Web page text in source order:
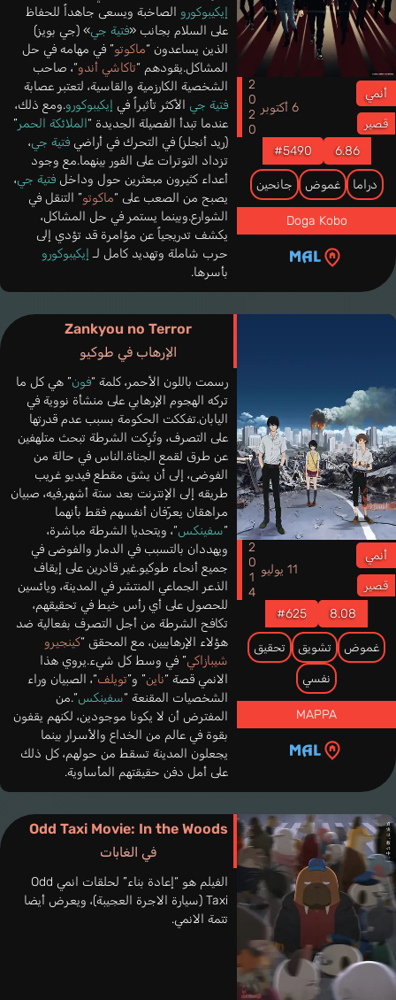
أنمي
قصير
6 أكتوبر 2020
6.86
#5490
دراما غموض جانحين
Doga Kobo
إيكيبوكورو الصاخبة ويسعى جاهداً للحفاظ
على السلام بجانب «فتية جي» (جي بويز)
الذين يساعدون “ماكوتو” في مهامه في حل
المشاكل.يقودهم “تاكاشي أندو“، صاحب
الشخصية الكارزمية والقاسية، لتعتبر عصابة
فتية جي الأكثر تأثيراً في إيكيبوكورو.ومع ذلك،
عندما تبدأ الفصيلة الجديدة “الملائكة الحمر”
(ريد أنجلز) في التحرك في أراضي فتية جي،
تزداد التوترات على الفور بينهما.مع وجود
أعداء كثيرون مبعثرين حول وداخل فتية جي،
يصبح من الصعب على “ماكوتو” التنقل في
الشوارع.وبينما يستمر في حل المشاكل،
يكشف تدريجياً عن مؤامرة قد تؤدي إلى
حرب شاملة وتهديد كامل لـ إيكيبوكورو
بأسرها.
Zankyou no Terror
الإرهاب في طوكيو
أنمي
قصير
11 يوليو 2014
8.08
#625
غموض تشويق تحقيق
نفسي
MAPPA
رسمت باللون الأحمر، كلمة “فون” هي كل ما
تركه الهجوم الإرهابي على منشأة نووية في
اليابان.تفككت الحكومة بسبب عدم قدرتها
على التصرف، وتُرِكت الشرطة تبحث متلهفين
عن طرق لقمع الجناة.الناس في حالة من
الفوضى، إلى أن يشق مقطع فيديو غريب
طريقه إلى الإنترنت بعد ستة أشهر.فيه، صبيان
مراهقان يعرّفان أنفسهم فقط بأنهما
“سفينكس“، ويتحديا الشرطة مباشرة،
ويهددان بالتسبب في الدمار والفوضى في
جميع أنحاء طوكيو.غير قادرين على إيقاف
الذعر الجماعي المنتشر في المدينة، ويائسين
للحصول على أي رأس خيط في تحقيقهم،
تكافح الشرطة من أجل التصرف بفعالية ضد
هؤلاء الإرهابيين، مع المحقق “كينجيرو
شيبازاكي” في وسط كل شيء.يروي هذا
الانمي قصة “ناين” و”تويلف“، الصبيان وراء
الشخصيات المقنعة “سفينكس“.من
المفترض أن لا يكونا موجودين، لكنهم يقفون
بقوة في عالم من الخداع والأسرار بينما
يجعلون المدينة تسقط من حولهم، كل ذلك
على أمل دفن حقيقتهم المأساوية.
Odd Taxi Movie: In the Woods
في الغابات
الفيلم هو “إعادة بناء” لحلقات انمي Odd
Taxi (سيارة الاجرة العجيبة)، ويعرض أيضا
تتمة الانمي.